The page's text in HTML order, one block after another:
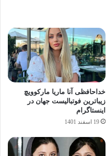
خداحافظی آنا ماریا مارکوویچ
زیباترین فوتبالیست جهان در
اینستاگرام
19 اسفند 1401